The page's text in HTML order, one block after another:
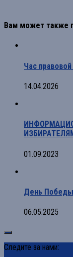
Вам может также
Час
14.04.2026
01.09.2023
День Победы
06.05.2025
Следите за нами: